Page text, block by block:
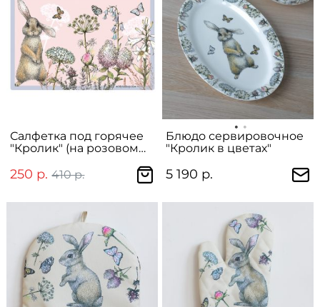
Салфетка под горячее
"Кролик" (на розовом
250 р. 410 р.
Блюдо сервировочное
"Кролик в цветах"
5 190 р.